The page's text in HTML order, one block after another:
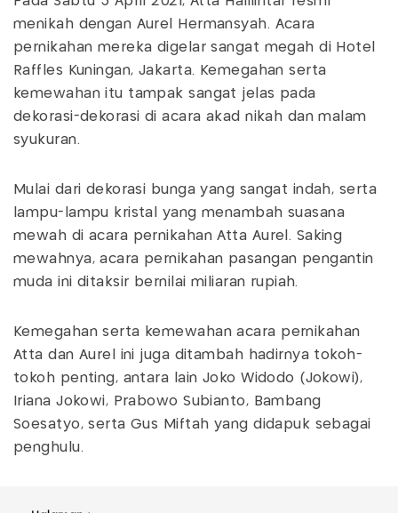
menikah dengan Aurel Hermansyah. Acara
pernikahan mereka digelar sangat megah di Hotel
Raffles Kuningan, Jakarta. Kemegahan serta
kemewahan itu tampak sangat jelas pada
dekorasi-dekorasi di acara akad nikah dan malam
syukuran.
Mulai dari dekorasi bunga yang sangat indah, serta
lampu-lampu kristal yang menambah suasana
mewah di acara pernikahan Atta Aurel. Saking
mewahnya, acara pernikahan pasangan pengantin
muda ini ditaksir bernilai miliaran rupiah.
Kemegahan serta kemewahan acara pernikahan
Atta dan Aurel ini juga ditambah hadirnya tokoh-
tokoh penting, antara lain Joko Widodo (Jokowi),
Iriana Jokowi, Prabowo Subianto, Bambang
Soesatyo, serta Gus Miftah yang didapuk sebagai
penghulu.